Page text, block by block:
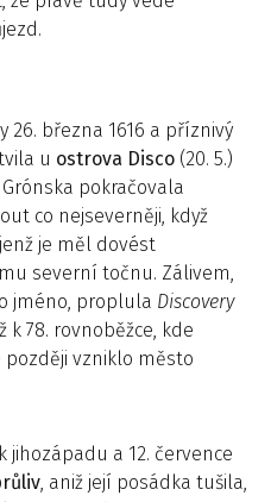
března 1616 a příznivý
u ostrova Disco (20. 5.)
pokračovala
co nejseverněji, když
je měl dovést
severní točnu. Zálivem,
jméno, proplula Discovery
k 78. rovnoběžce, kde
později vzniklo město
a 12. července
, aniž její posádka tušila,